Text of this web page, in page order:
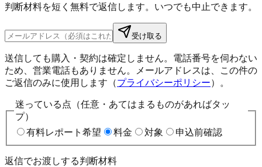
判断材料を短く無料で返信します。いつでも中止できます。
受け取る
送信しても購入・契約は確定しません。電話番号を伺わない
ため、営業電話もありません。メールアドレスは、この件の
ご返信のみに使用します（プライバシーポリシー）。
迷っている点（任意・あてはまるものがあればタッ
プ）
有料レポート希望
料金 対象 申込前確認
返信でお渡しする判断材料